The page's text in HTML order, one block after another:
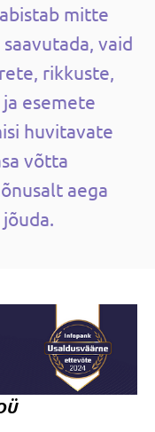
mitte
vaid
rikkuste,
esemete
huvitavate
võtta
aega